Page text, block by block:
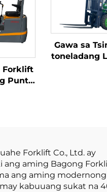
na motor
Forklift
Punto
Gawa sa
toneladang
Forklift Co., Ltd. ay
ang aming Bagong
ang aming
kabuuang sukat na